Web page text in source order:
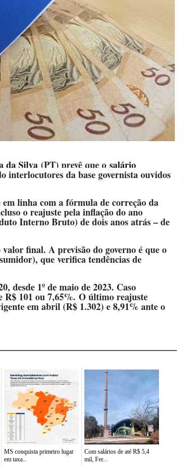
da Silva (PT) prevê que o salário
interlocutores da base governista ouvidos
linha com a fórmula de correção da
o reajuste pela inflação do ano
Interno Bruto) de dois anos atrás – de
final. A previsão do governo é que o
que verifica tendências de
desde 1º de maio de 2023. Caso
R$ 101 ou 7,65%. O último reajuste
em abril (R$ 1.302) e 8,91% ante o
MS conquista primeiro lugar
em taxa...
Com salários de até R$ 5,4
mil, Fer...